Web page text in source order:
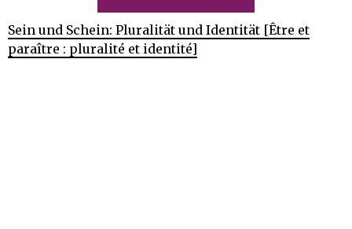
Sein und Schein: Pluralität und Identität [Être et
paraître : pluralité et identité]